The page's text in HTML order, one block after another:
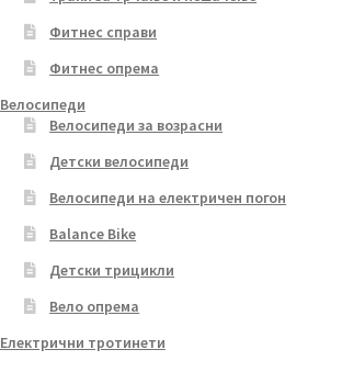
Фитнес справи
Фитнес опрема
Велосипеди
Велосипеди за возрасни
Детски велосипеди
Велосипеди на електричен погон
Balance Bike
Детски трицикли
Вело опрема
Електрични тротинети